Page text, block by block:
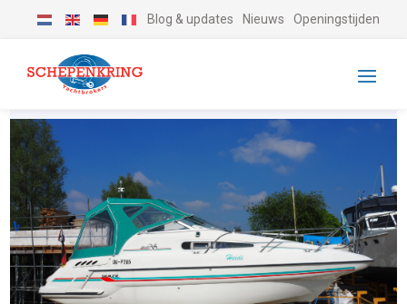
Blog & updates Nieuws Openingstijden